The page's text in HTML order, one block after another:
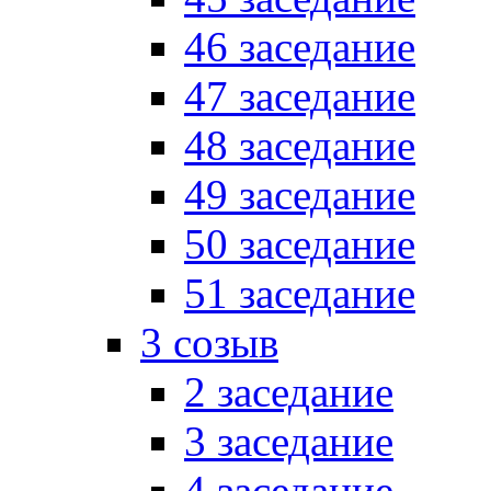
46 заседание
47 заседание
48 заседание
49 заседание
50 заседание
51 заседание
3 созыв
2 заседание
3 заседание